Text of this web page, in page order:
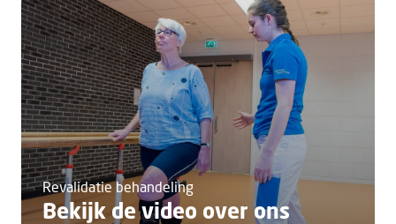
Revalidatie behandeling
Bekijk de video over ons